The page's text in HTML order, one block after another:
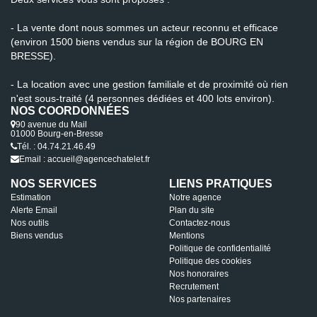
- La vente dont nous sommes un acteur reconnu et efficace
(environ 1500 biens vendus sur la région de BOURG EN
BRESSE).
- La location avec une gestion familiale et de proximité où rien
n'est sous-traité (4 personnes dédiées et 400 lots environ).
NOS COORDONNÉES
90 avenue du Mail
01000 Bourg-en-Bresse
Tél. : 04.74.21.46.49
Email : accueil@agencechatelet.fr
NOS SERVICES
Estimation
Alerte Email
Nos outils
Biens vendus
LIENS PRATIQUES
Notre agence
Plan du site
Contactez-nous
Mentions
Politique de confidentialité
Politique des cookies
Nos honoraires
Recrutement
Nos partenaires